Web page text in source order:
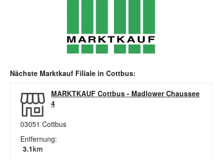
Nächste Marktkauf Filiale in Cottbus:
MARKTKAUF Cottbus - Madlower Chaussee
4
03051 Cottbus
Entfernung:
3.1km